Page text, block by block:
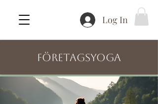
Log In
FÖRETAGSYOGA